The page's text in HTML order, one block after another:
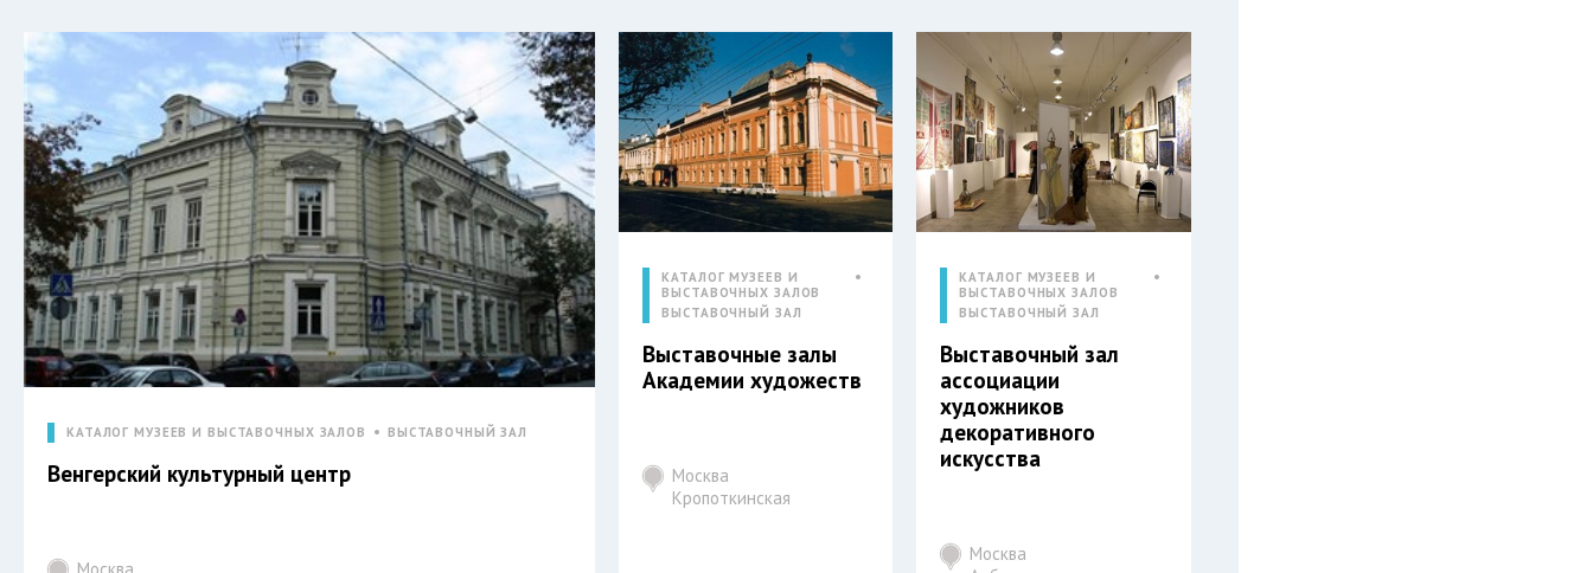
КАТАЛОГ МУЗЕЕВ И ВЫСТАВОЧНЫХ ЗАЛОВ ВЫСТАВОЧНЫЙ ЗАЛ
Венгерский культурный центр
КАТАЛОГ МУЗЕЕВ И
ВЫСТАВОЧНЫХ ЗАЛОВ
ВЫСТАВОЧНЫЙ ЗАЛ
Выставочные залы
Академии художеств
Москва
Кропоткинская
КАТАЛОГ МУЗЕЕВ И
ВЫСТАВОЧНЫХ ЗАЛОВ
ВЫСТАВОЧНЫЙ ЗАЛ
Выставочный зал
ассоциации
художников
декоративного
искусства
Москва